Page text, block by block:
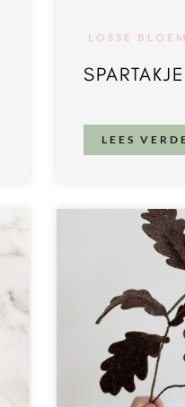
LOSSE
SPARTAKJE
LEES